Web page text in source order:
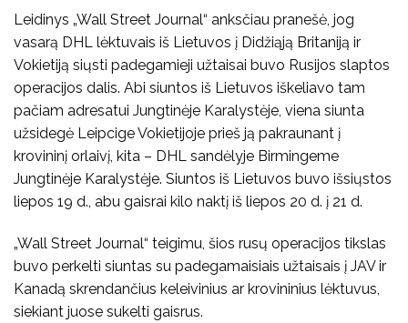
Leidinys „Wall Street Journal“ anksčiau pranešė, jog
vasarą DHL lėktuvais iš Lietuvos į Didžiąją Britaniją ir
Vokietiją siųsti padegamieji užtaisai buvo Rusijos slaptos
operacijos dalis. Abi siuntos iš Lietuvos iškeliavo tam
pačiam adresatui Jungtinėje Karalystėje, viena siunta
užsidegė Leipcige Vokietijoje prieš ją pakraunant į
krovininį orlaivį, kita – DHL sandėlyje Birmingeme
Jungtinėje Karalystėje. Siuntos iš Lietuvos buvo išsiųstos
liepos 19 d., abu gaisrai kilo naktį iš liepos 20 d. į 21 d.
„Wall Street Journal“ teigimu, šios rusų operacijos tikslas
buvo perkelti siuntas su padegamaisiais užtaisais į JAV ir
Kanadą skrendančius keleivinius ar krovininius lėktuvus,
siekiant juose sukelti gaisrus.